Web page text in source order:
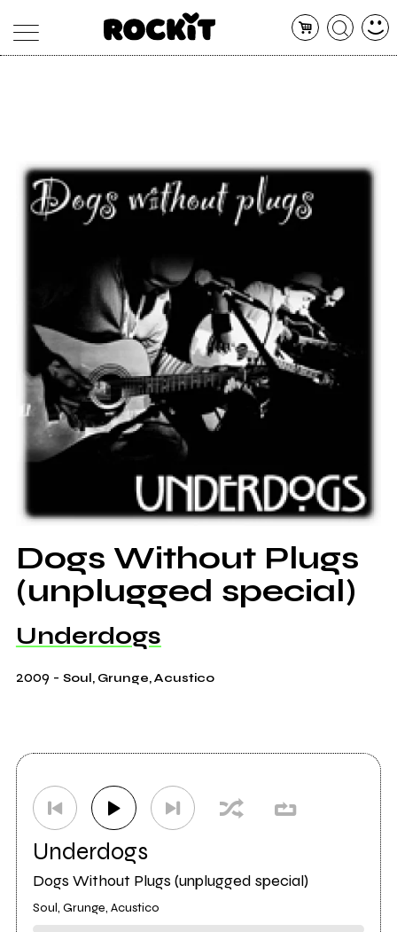
ARTISTI
CONCERTI
SHOP
RADIO
Dogs Without Plugs
(unplugged special)
Underdogs
2009 - Soul, Grunge, Acustico
Underdogs
Dogs Without Plugs (unplugged special)
Soul, Grunge, Acustico